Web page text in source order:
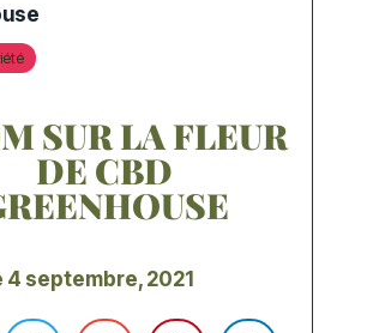
SUR LA FLEUR
DE CBD
4 septembre, 2021